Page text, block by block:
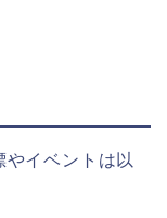
イベントは以